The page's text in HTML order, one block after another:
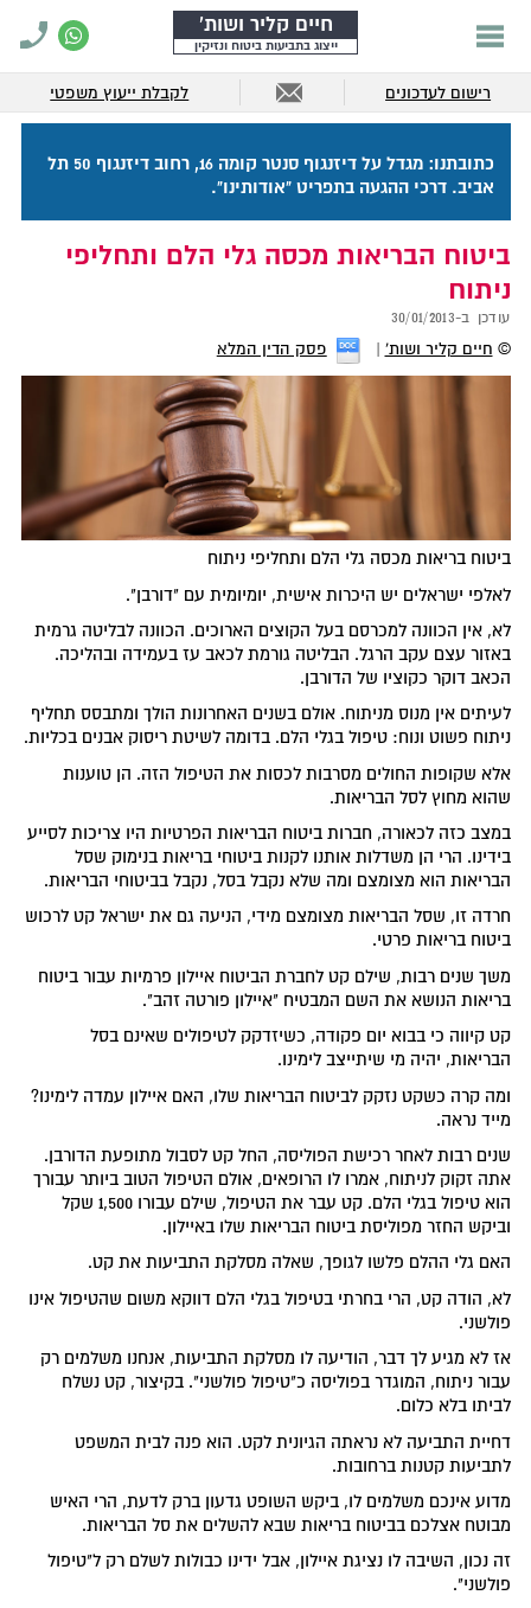
חיים קליר ושות'
ייצוג בתביעות ביטוח ונזיקין
רישום לעדכונים לקבלת ייעוץ משפטי
כתובתנו: מגדל על דיזנגוף סנטר קומה 16, רחוב דיזנגוף 50 תל
אביב. דרכי ההגעה בתפריט "אודותינו".
ביטוח הבריאות מכסה גלי הלם ותחליפי
ניתוח
עודכן ב-30/01/2013
© חיים קליר ושות' פסק הדין המלא
ביטוח בריאות מכסה גלי הלם ותחליפי ניתוח
לאלפי ישראלים יש היכרות אישית, יומיומית עם "דורבן".
לא, אין הכוונה למכרסם בעל הקוצים הארוכים. הכוונה לבליטה גרמית
באזור עצם עקב הרגל. הבליטה גורמת לכאב עז בעמידה ובהליכה.
הכאב דוקר כקוציו של הדורבן.
לעיתים אין מנוס מניתוח. אולם בשנים האחרונות הולך ומתבסס תחליף
ניתוח פשוט ונוח: טיפול בגלי הלם. בדומה לשיטת ריסוק אבנים בכליות.
אלא שקופות החולים מסרבות לכסות את הטיפול הזה. הן טוענות
שהוא מחוץ לסל הבריאות.
במצב כזה לכאורה, חברות ביטוח הבריאות הפרטיות היו צריכות לסייע
בידינו. הרי הן משדלות אותנו לקנות ביטוחי בריאות בנימוק שסל
הבריאות הוא מצומצם ומה שלא נקבל בסל, נקבל בביטוחי הבריאות.
חרדה זו, שסל הבריאות מצומצם מידי, הניעה גם את ישראל קט לרכוש
ביטוח בריאות פרטי.
משך שנים רבות, שילם קט לחברת הביטוח איילון פרמיות עבור ביטוח
בריאות הנושא את השם המבטיח "איילון פורטה זהב".
קט קיווה כי בבוא יום פקודה, כשיזדקק לטיפולים שאינם בסל
הבריאות, יהיה מי שיתייצב לימינו.
ומה קרה כשקט נזקק לביטוח הבריאות שלו, האם איילון עמדה לימינו?
מייד נראה.
שנים רבות לאחר רכישת הפוליסה, החל קט לסבול מתופעת הדורבן.
אתה זקוק לניתוח, אמרו לו הרופאים, אולם הטיפול הטוב ביותר עבורך
הוא טיפול בגלי הלם. קט עבר את הטיפול, שילם עבורו 1,500 שקל
וביקש החזר מפוליסת ביטוח הבריאות שלו באיילון.
האם גלי ההלם פלשו לגופך, שאלה מסלקת התביעות את קט.
לא, הודה קט, הרי בחרתי בטיפול בגלי הלם דווקא משום שהטיפול אינו
פולשני.
אז לא מגיע לך דבר, הודיעה לו מסלקת התביעות, אנחנו משלמים רק
עבור ניתוח, המוגדר בפוליסה כ"טיפול פולשני". בקיצור, קט נשלח
לביתו בלא כלום.
דחיית התביעה לא נראתה הגיונית לקט. הוא פנה לבית המשפט
לתביעות קטנות ברחובות.
מדוע אינכם משלמים לו, ביקש השופט גדעון ברק לדעת, הרי האיש
מבוטח אצלכם בביטוח בריאות שבא להשלים את סל הבריאות.
זה נכון, השיבה לו נציגת איילון, אבל ידינו כבולות לשלם רק ל"טיפול
פולשני".